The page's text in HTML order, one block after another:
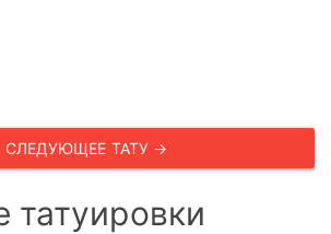
СЛЕДУЮЩЕЕ ТАТУ →
татуировки